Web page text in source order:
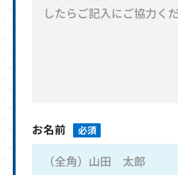
お名前 必須